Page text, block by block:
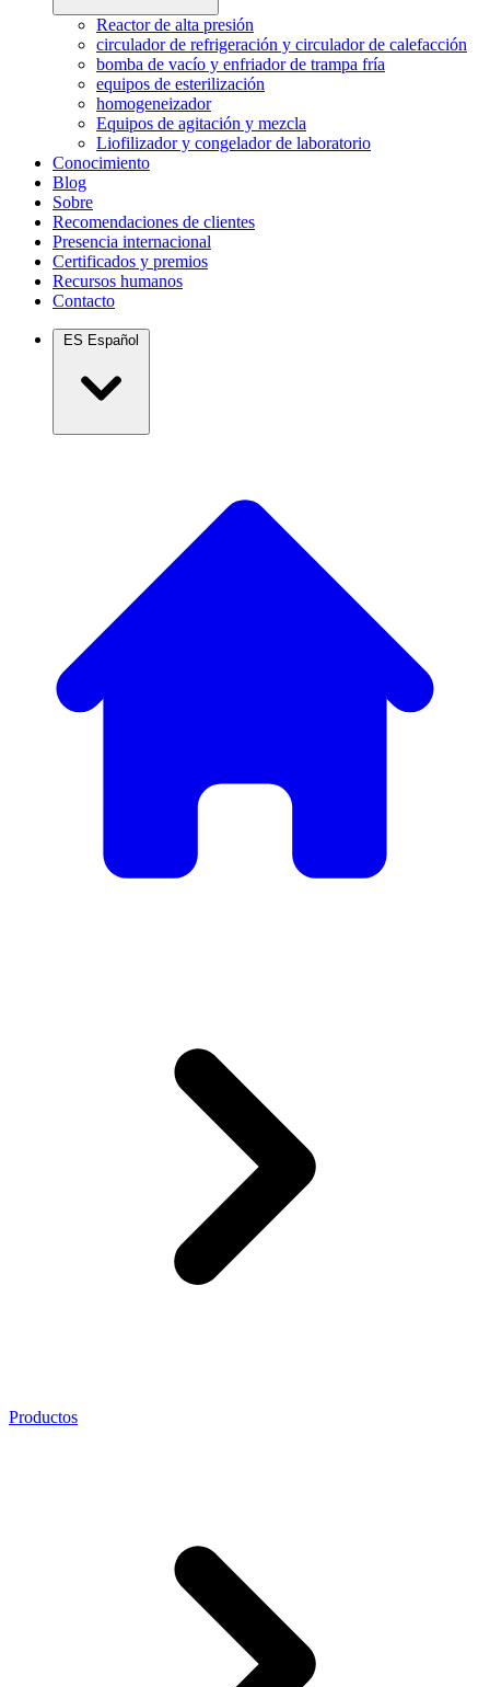
Reactor de alta presión
circulador de refrigeración y circulador de calefacción
bomba de vacío y enfriador de trampa fría
equipos de esterilización
homogeneizador
Equipos de agitación y mezcla
Liofilizador y congelador de laboratorio
Conocimiento
Blog
Sobre
Recomendaciones de clientes
Presencia internacional
Certificados y premios
Recursos humanos
Contacto
ES Español
Productos